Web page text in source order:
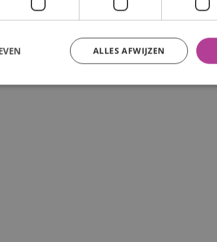
ALLES AFWIJZEN